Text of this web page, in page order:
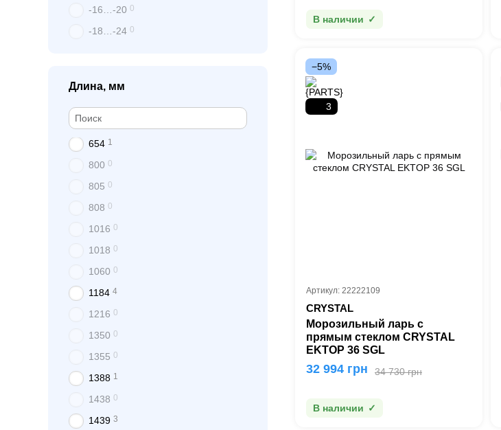
В наличии
−5%
3
Артикул: 22222109
CRYSTAL
Морозильный ларь с
прямым стеклом CRYSTAL
ΕΚΤΟΡ 36 SGL
34 730 грн
32 994 грн
В наличии
-16…-20 0
-18…-24 0
Длина, мм
654 1
800 0
805 0
808 0
1016 0
1018 0
1060 0
1184 4
1216 0
1350 0
1355 0
1388 1
1438 0
1439 3